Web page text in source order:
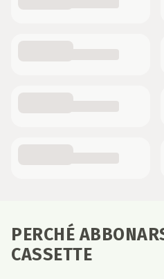
PERCHÉ
CASSETTE